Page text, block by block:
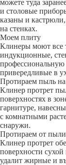
можете туда
и столовые
казаны и
на стенках.
Моем плиту
Клинеры моют все
индукционные,
привередливые в
Протираем пыль
Клинер протрет
поверхностях в
гарнитуре,
с комнатными
снаружи.
Протираем от
Клинер протрет
поверхности
удалит жирные и